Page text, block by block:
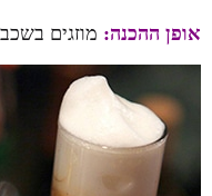
אופן ההכנה: מוזגים